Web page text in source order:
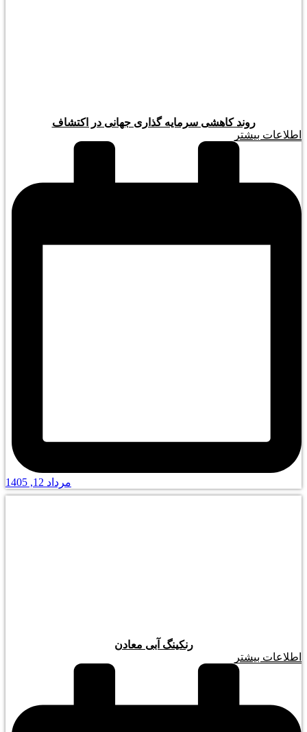
روند کاهشی سرمایه گذاری جهانی در اکتشاف
اطلاعات بیشتر
مرداد 12, 1405
رنکینگ آبی معادن
اطلاعات بیشتر